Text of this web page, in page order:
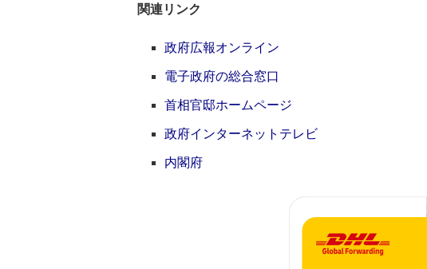
関連リンク
政府広報オンライン
電子政府の総合窓口
首相官邸ホームページ
政府インターネットテレビ
内閣府